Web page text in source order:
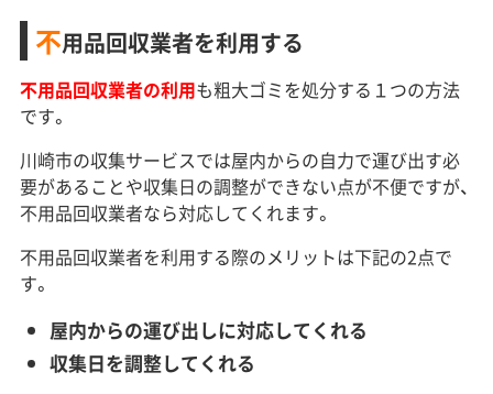
不用品回収業者を利用する
不用品回収業者の利用も粗大ゴミを処分する１つの方法
です。
川崎市の収集サービスでは屋内からの自力で運び出す必
要があることや収集日の調整ができない点が不便ですが、
不用品回収業者なら対応してくれます。
不用品回収業者を利用する際のメリットは下記の2点で
す。
屋内からの運び出しに対応してくれる
収集日を調整してくれる